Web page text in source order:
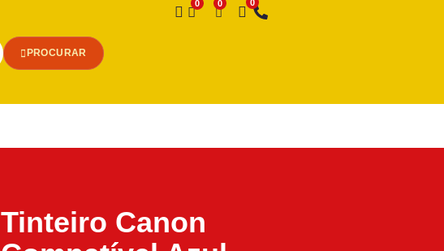
PROCURAR
Desejo
Tinteiro Canon